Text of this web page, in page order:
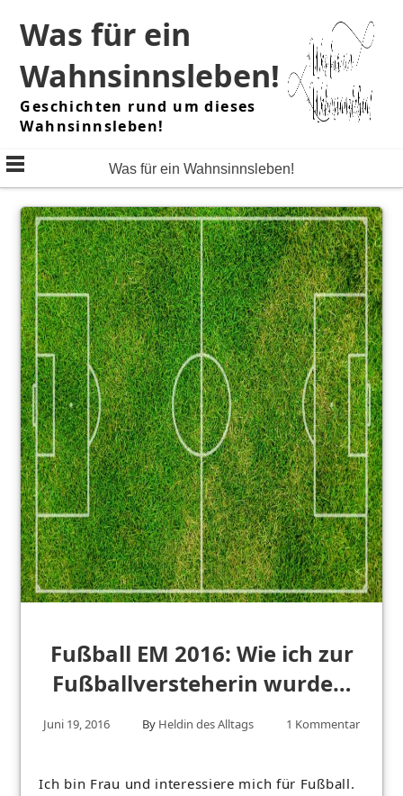
content
Was für ein
Wahnsinnsleben!
Geschichten rund um dieses
Wahnsinnsleben!
Was für ein Wahnsinnsleben!
Fußball EM 2016: Wie ich zur
Fußballversteherin wurde…
Juni 19, 2016 By Heldin des Alltags 1 Kommentar
Ich bin Frau und interessiere mich für Fußball.